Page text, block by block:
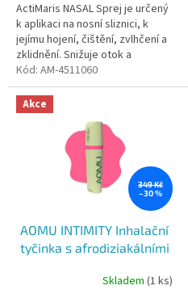
z
5
hvězdiček.
ActiMaris NASAL Sprej je určený
k aplikaci na nosní sliznici, k
jejímu hojení, čištění, zvlhčení a
zklidnění. Snižuje otok a
obnovuje nosní průchodnost.
Napomáhá čištění od...
Kód: AM-4511060
Akce
349 Kč
–30 %
AOMU INTIMITY Inhalační
tyčinka s afrodiziakálními
Skladem (1 ks)